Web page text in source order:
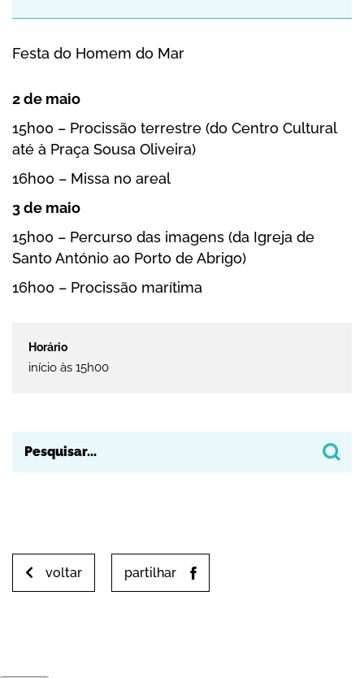
Yahoo! Calendar
Festa do Homem do Mar
2 de maio
15h00 – Procissão terrestre (do Centro Cultural
até à Praça Sousa Oliveira)
16h00 – Missa no areal
3 de maio
15h00 – Percurso das imagens (da Igreja de
Santo António ao Porto de Abrigo)
16h00 – Procissão marítima
início às 15h00
voltar partilhar